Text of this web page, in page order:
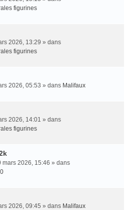
figurines
2026, 13:29 » dans
figurines
2026, 05:53 » dans Malifaux
2026, 14:01 » dans
figurines
mars 2026, 15:46 » dans
2026, 09:45 » dans Malifaux